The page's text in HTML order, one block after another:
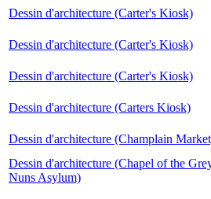
Dessin d'architecture (Carter's Kiosk)
Dessin d'architecture (Carter's Kiosk)
Dessin d'architecture (Carter's Kiosk)
Dessin d'architecture (Carters Kiosk)
Dessin d'architecture (Champlain
Dessin d'architecture (Chapel of the
Nuns Asylum)